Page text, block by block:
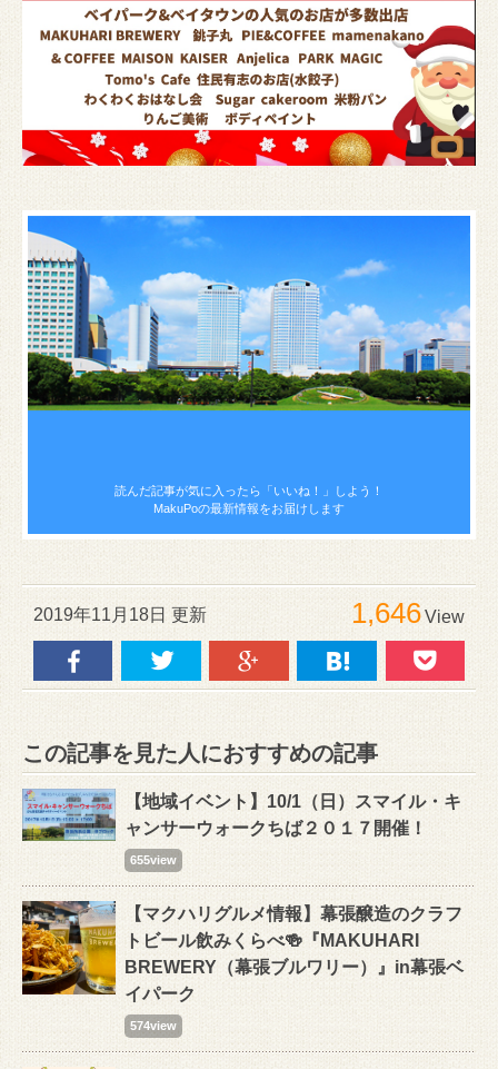
読んだ記事が気に入ったら 「いいね！」しよう！
MakuPoの最新情報をお届けします
2019年11月18日 更新 1,646View
この記事を見た人におすすめの記事
【地域イベント】10/1（日）スマイル・キ
ャンサーウォークちば２０１７開催！
655view
【マクハリグルメ情報】幕張醸造のクラフ
トビール飲みくらべ🍻『MAKUHARI
BREWERY（幕張ブルワリー）』in幕張ベ
イパーク
574view